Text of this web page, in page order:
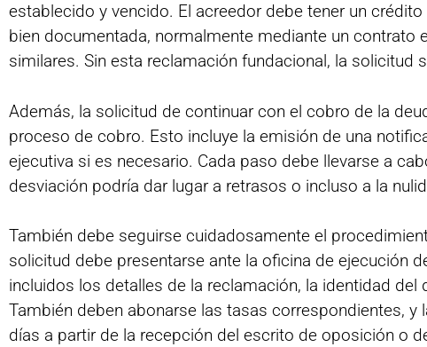
establecido y vencido. El acreedor debe tener un
bien documentada, normalmente mediante un
similares. Sin esta reclamación fundacional, la
Además, la solicitud de continuar con el cobro de la
proceso de cobro. Esto incluye la emisión de una
ejecutiva si es necesario. Cada paso debe llevarse a
desviación podría dar lugar a retrasos o incluso a la
También debe seguirse cuidadosamente el
solicitud debe presentarse ante la oficina de ejecución
incluidos los detalles de la reclamación, la identidad
También deben abonarse las tasas correspondientes,
días a partir de la recepción del escrito de oposición o